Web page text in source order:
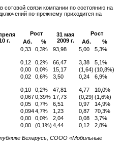
связи компании по состоянию на
по-прежнему приходится на
г.
Рост
31 мая
2009 г.
Рост
Аб.
% Аб.
%
0,33 0,3% 93,98 5,00 5,3%
0,12 0,2% 66,47 3,38
5,1%
0,00 0,0% 15,17 (1,64) (10,8%)
0,02 0,6% 3,50 0,24 6,9%
0,10 0,2% 47,81 4,77
10,0%
0,0670,39% 17,73 (0,29) (1,6%)
0,05 0,7% 6,51 0,97
14,9%
0,0944,7% 1,23 0,87
70,3%
0,00 0,0% 2,04 0,08
3,7%
0,00 (0,1%) 4,44 0,12 2,8%
Беларусь, СООО «Мобильные